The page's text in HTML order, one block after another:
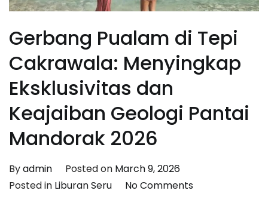
Gerbang Pualam di Tepi
Cakrawala: Menyingkap
Eksklusivitas dan
Keajaiban Geologi Pantai
Mandorak 2026
Byadmin Posted on March 9, 2026
Posted in Liburan Seru No Commentson